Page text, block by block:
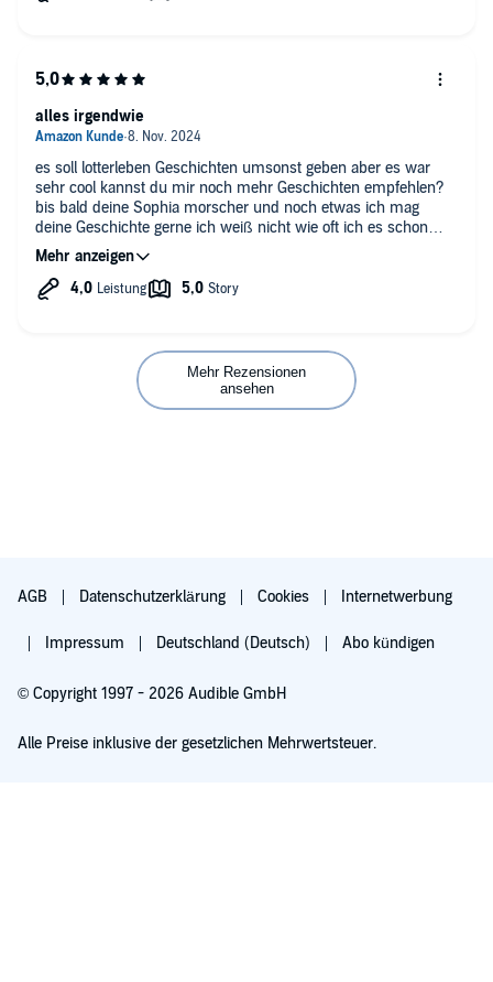
es soll lotterleben Geschichten umsonst geben aber es war
sehr cool kannst du mir noch mehr Geschichten empfehlen?
bis bald deine Sophia morscher und noch etwas ich mag
deine Geschichte gerne ich weiß nicht wie oft ich es schon
ausgedrückt habe aber ich habe es schon zweimal angehört
und ich habe es seit gestern
alles irgendwie
Mehr Rezensionen
ansehen
AGB Datenschutzerklärung Cookies Internetwerbung
Impressum Deutschland (Deutsch) Abo kündigen
© Copyright 1997 - 2026 Audible GmbH
Alle Preise inklusive der gesetzlichen Mehrwertsteuer.